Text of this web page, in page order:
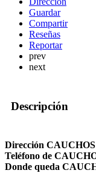
Guardar
Compartir
Reseñas
Reportar
prev
next
Descripción
Dirección CAUCHOS
Teléfono de
Donde queda